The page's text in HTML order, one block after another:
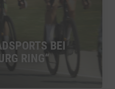
BEI
RING“
Details